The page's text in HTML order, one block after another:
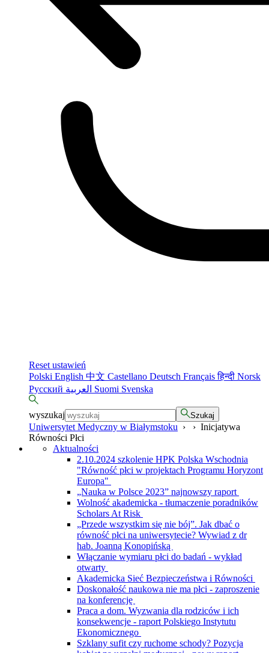
Reset ustawień
Polski English 中文 Castellano Deutsch Françaisहिन्दी Norsk
Русский
Suomi Svenska
wyszukaj Szukaj
Uniwersytet Medyczny w Białymstoku › › Inicjatywa
Równości Płci
Aktualności
2.10.2024 szkolenie HPK Polska Wschodnia
"Równość płci w projektach Programu Horyzont
Europa"
„Nauka w Polsce 2023” najnowszy raport
Wolność akademicka - tłumaczenie poradników
Scholars At Risk
„Przede wszystkim się nie bój”. Jak dbać o
równość płci na uniwersytecie? Wywiad z dr
hab. Joanną Konopińską
Włączanie wymiaru płci do badań - wykład
otwarty
Akademicka Sieć Bezpieczeństwa i Równości
Doskonałość naukowa nie ma płci - zaproszenie
na konferencję
Praca a dom. Wyzwania dla rodziców i ich
konsekwencje - raport Polskiego Instytutu
Ekonomicznego
Szklany sufit czy ruchome schody? Pozycja